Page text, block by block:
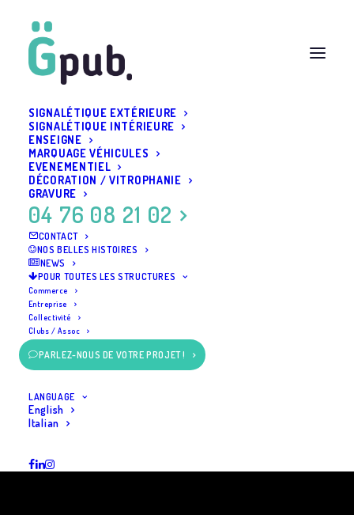
SIGNALÉTIQUE EXTÉRIEURE
SIGNALÉTIQUE INTÉRIEURE
ENSEIGNE
MARQUAGE VÉHICULES
EVENEMENTIEL
DÉCORATION / VITROPHANIE
GRAVURE
04 76 08 21 02
CONTACT
NOS BELLES HISTOIRES
NEWS
POUR TOUTES LES STRUCTURES
Commerce
Entreprise
Collectivité
Clubs / Assoc
PARLEZ-NOUS DE VOTRE PROJET !
LANGUAGE
English
Italian